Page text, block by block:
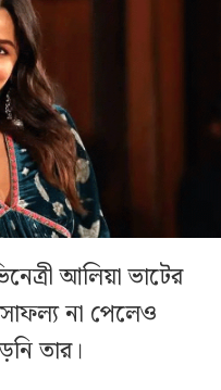
আলিয়া ভাটের
না পেলেও
তার।